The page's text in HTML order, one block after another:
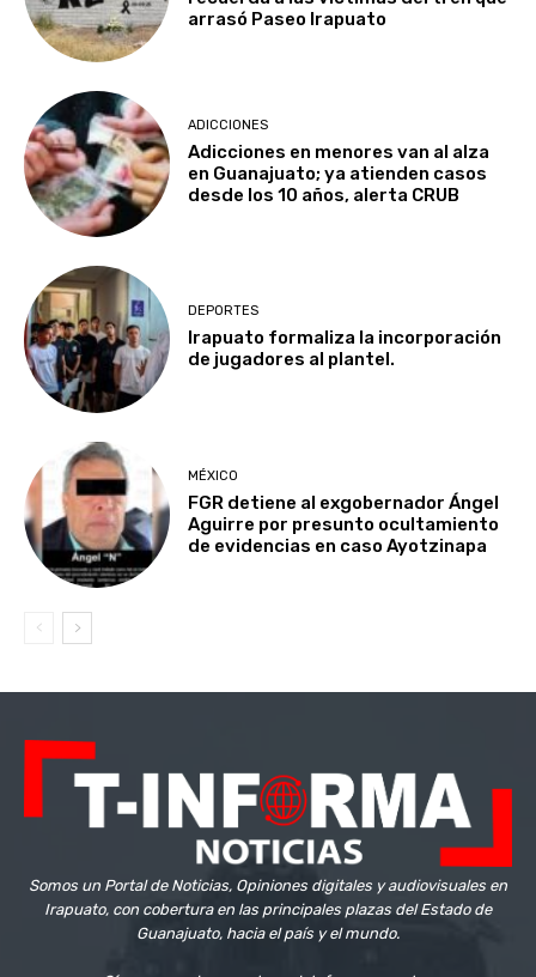
arrasó Paseo Irapuato
ADICCIONES
Adicciones en menores van al alza
en Guanajuato; ya atienden casos
desde los 10 años, alerta CRUB
DEPORTES
Irapuato formaliza la incorporación
de jugadores al plantel.
MÉXICO
FGR detiene al exgobernador Ángel
Aguirre por presunto ocultamiento
de evidencias en caso Ayotzinapa
Somos un Portal de Noticias, Opiniones digitales y audiovisuales en
Irapuato, con cobertura en las principales plazas del Estado de
Guanajuato, hacia el país y el mundo.